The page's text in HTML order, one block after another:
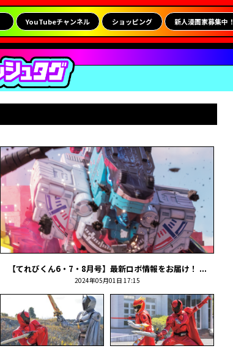
YouTubeチャンネル ショッピング 新人漫画家募集中！
【てれびくん6・7・8月号】最新ロボ情報をお届け！ ...
2024年05月01日 17:15